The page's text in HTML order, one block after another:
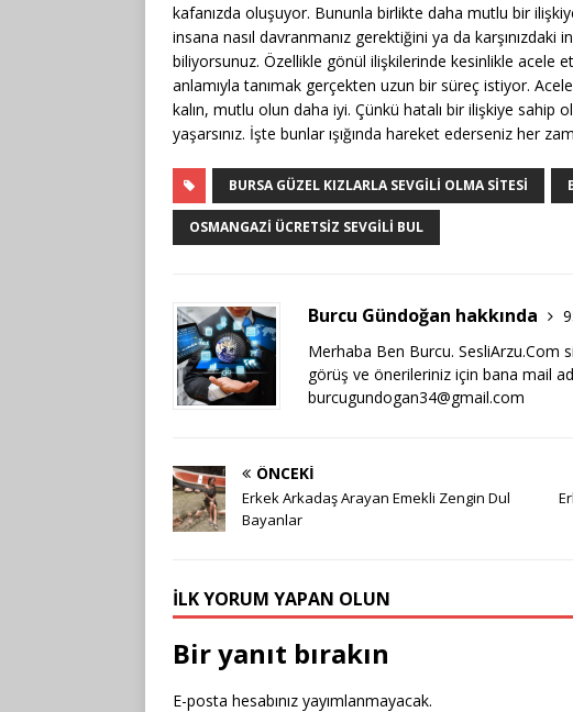
kafanızda oluşuyor. Bununla birlikte daha mutlu bir
insana nasıl davranmanız gerektiğini ya da karşınızdaki
biliyorsunuz. Özellikle gönül ilişkilerinde kesinlikle acele
anlamıyla tanımak gerçekten uzun bir süreç istiyor.
kalın, mutlu olun daha iyi. Çünkü hatalı bir ilişkiye
yaşarsınız. İşte bunlar ışığında hareket ederseniz her
BURSA GÜZEL KIZLARLA SEVGILI OLMA SITESI
OSMANGAZI ÜCRETSIZ SEVGILI BUL
Burcu Gündoğan hakkında
Merhaba Ben Burcu. SesliArzu.Com
görüş ve önerileriniz için bana mail
burcugundogan34@gmail.com
ÖNCEKI
Erkek Arkadaş Arayan Emekli Zengin Dul
Bayanlar
İLK YORUM YAPAN OLUN
Bir yanıt bırakın
E-posta hesabınız yayımlanmayacak.